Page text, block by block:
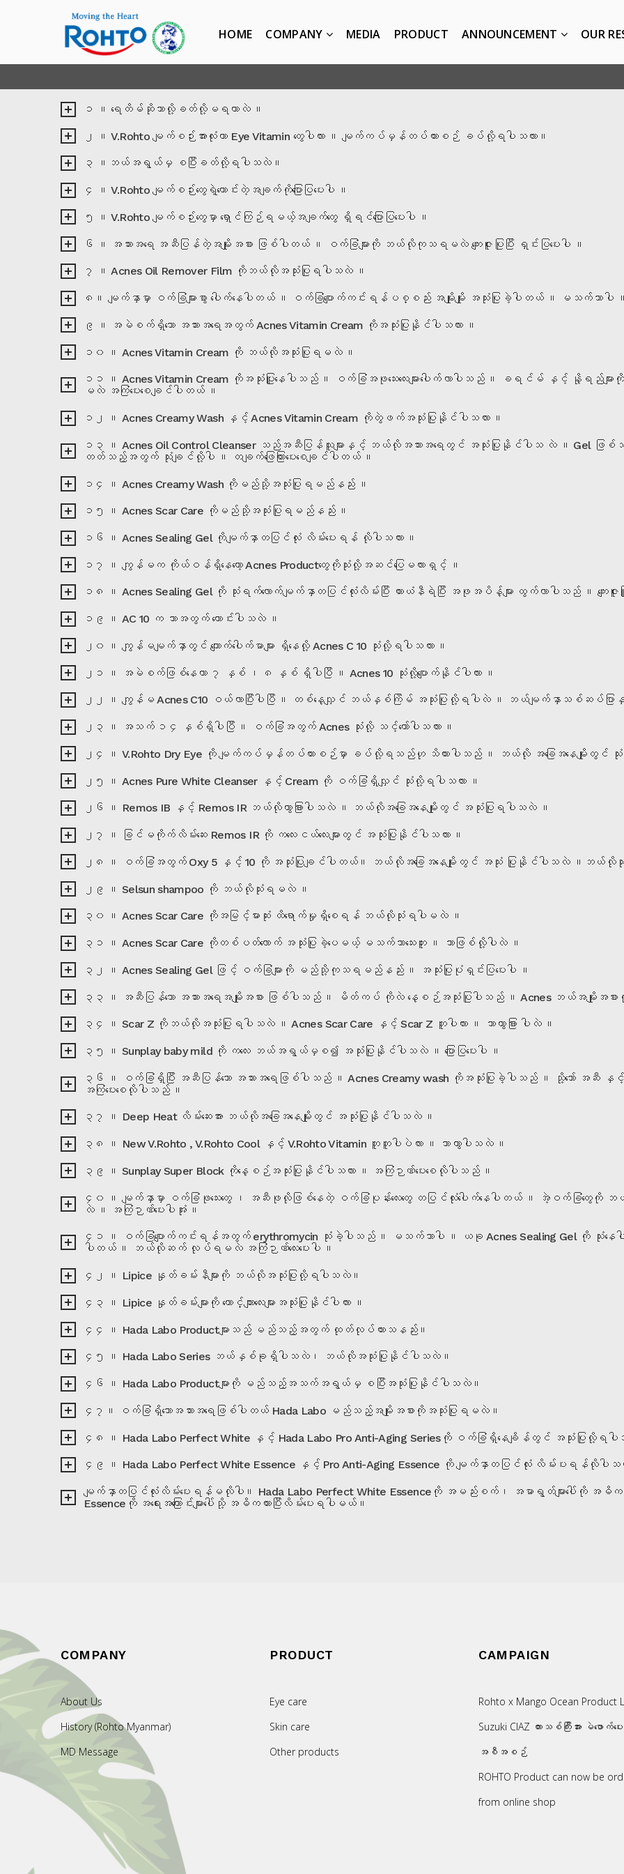
HOME COMPANY MEDIA PRODUCT ANNOUNCEMENT OUR
၁ ။ ရေတိမ်ဆိုဘာလို့ခတ်လို့မရတာလဲ ။
၂ ။ V.Rohto မျက်စဉ်းအားလုံးဟာ Eye Vitamin တွေပါလား ။ မျက်ကပ်မှန်တပ်ထားစဉ် ခပ်လို့ရပါသလား။
၃ ။ဘယ်အရွယ်မှ စပြီးခတ်လို့ရပါသလဲ။
၄ ။ V.Rohto မျက်စဉ်းတွေရဲ့ကောင်းတဲ့အချက်ကိုပြောပြပေးပါ ။
၅ ။ V.Rohto မျက်စဉ်းတွေမှာ ရှောင်ကြဉ်ရမယ့်အချက်တွေ ရှိရင်ပြောပြပေးပါ ။
၆ ။ အသားအရေ အဆီပြန်တဲ့အမျိုးအစား ဖြစ်ပါတယ် ။ ဝက်ခြံများကို ဘယ်လိုကုသရမလဲ ကျေးဇူးပြုပြီး ရှင်းပြပေးပါ ။
၇ ။ Acnes Oil Remover Film ကိုဘယ်လိုအသုံးပြုရပါသလဲ ။
၈။ မျက်နှာမှာ ဝက်ခြံများစွာ ပေါက်နေပါတယ် ။ ဝက်ခြံပျောက်ကင်းရန်ပစ္စည်း အမျိုးမျိုး အသုံးပြုခဲ့ပါတယ် ။ မသက်သာပါ ။
၉ ။ အမဲစက်ရှိသော အသားအရေအတွက် Acnes Vitamin Cream ကိုအသုံးပြုနိုင်ပါသလား ။
၁၀ ။ Acnes Vitamin Cream ကို ဘယ်လိုအသုံးပြုရမလဲ ။
၁၁ ။ Acnes Vitamin Cream ကိုအသုံးပြူနေပါသည် ။ ဝက်ခြံအဖုသေးလေးများပေါက်လာပါသည် ။ ခရင်မ် နှင့် နို့
မလဲ အကြံပေးစေချင်ပါတယ် ။
၁၂ ။ Acnes Creamy Wash နှင့် Acnes Vitamin Cream ကိုတွဲဖက်အသုံးပြုနိုင်ပါသလား ။
၁၃ ။ Acnes Oil Control Cleanser သည်အဆီပြန်သူများနှင့် ဘယ်လိုအသားအရေတွင် အသုံးပြုနိုင်ပါသ လဲ ။ Gel
တတ်သည့်အတွက် သုံးချင်လို့ပါ ။ တချက်ဖြေကြားပေးစေချင်ပါတယ် ။
၁၄ ။ Acnes Creamy Wash ကိုမည်သို့အသုံးပြုရမည်နည်း ။
၁၅ ။ Acnes Scar Care ကိုမည်သို့အသုံးပြုရမည်နည်း ။
၁၆ ။ Acnes Sealing Gel ကိုမျက်နှာတပြင်လုံး လိမ်းပေးရန် လိုပါသလား ။
၁၇ ။ ကျွန်မက ကိုယ်ဝန်ရှိနေတော့ Acnes Productတွေကိုသုံးလို့အဆင်ပြေမလားရှင့် ။
၁၈ ။ Acnes Sealing Gel ကို သုံးရက်လောက်မျက်နှာတပြင်လုံးလိမ်းပြီး ယားယံနီရဲပြီး အဖုအပိန့်များ ထွက်လာပါသည် ။ ကျေး
၁၉ ။ AC 10 က ဘာအတွက် ကောင်းပါသလဲ ။
၂၀ ။ ကျွန်မမျက်နှာတွင် ကျောက်ပေါက်မာများ ရှိနေလို့ Acnes C 10 သုံးလို့ရပါသလား ။
၂၁ ။ အမဲစက်ဖြစ်နေတာ ၇ နှစ် ၊ ၈ နှစ် ရှိပါပြီ ။ Acnes 10 သုံးလို့ပျောက်နိုင်ပါလား ။
၂၂ ။ ကျွန်မ Acnes C10 ဝယ်လာပြီးပါပြီ ။ တစ်နေ့လျှင် ဘယ်နှစ်ကြိမ် အသုံးပြုလို့ရပါလဲ ။ ဘယ်မျက်နှာသစ်ဆပ်ပြ
၂၃ ။ အသက် ၁၄ နှစ်ရှိပါပြီ ။ ဝက်ခြံအတွက် Acnes သုံးလို့ သင့်တော်ပါသလား ။
၂၄ ။ V.Rohto Dry Eye ကို မျက်ကပ်မှန်တပ်ထားစဉ်မှာ ခပ်လို့ရသည်ဟု သိထားပါသည် ။ ဘယ်လို အခြေအနေမျိုးတွင် သုံးလို့
၂၅ ။ Acnes Pure White Cleanser နှင့် Cream ကို ဝက်ခြံရှိလျှင် သုံးလို့ရပါသလား ။
၂၆ ။ Remos IB နှင့် Remos IR ဘယ်လိုကွာခြားပါသလဲ ။ ဘယ်လိုအခြေအနေမျိုးတွင် အသုံးပြုရပါသလဲ ။
၂၇ ။ ခြင်မကိုက်လိမ်းဆေး Remos IR ကို ကလေးငယ်လေးများတွင် အသုံးပြုနိုင်ပါသလား ။
၂၈ ။ ဝက်ခြံအတွက် Oxy 5 နှင့် 10 ကို အသုံးပြုချင်ပါတယ်။ ဘယ်လိုအခြေအနေမျိုးတွင် အသုံး ပြုနိုင်ပါသလဲ ။ဘယ်လိုသုံးရပါသ
၂၉ ။ Selsun shampoo ကို ဘယ်လိုသုံးရမလဲ ။
၃၀ ။ Acnes Scar Care ကိုအမြင့်မားဆုံး ထိရောက်မှုရှိစေရန် ဘယ်လိုသုံးရပါမလဲ ။
၃၁ ။ Acnes Scar Care ကိုတစ်ပတ်လောက် အသုံးပြုခဲ့ပေမယ့် မသက်သာသေးဘူး ။ ဘာဖြစ်လို့ပါလဲ ။
၃၂ ။ Acnes Sealing Gel ဖြင့် ဝက်ခြံများကို မည်သို့ကုသရမည်နည်း ။ အသုံးပြုပုံရှင်းပြပေးပါ ။
၃၃ ။ အဆီပြန်သော အသားအရေအမျိုးအစား ဖြစ်ပါသည် ။ မိတ်ကပ် ကိုလဲ နေ့စဉ်အသုံးပြုပါသည် ။ Acnes ဘယ်အမျိုးအစား
၃၄ ။ Scar Z ကိုဘယ်လိုအသုံးပြုရပါသလဲ ။ Acnes Scar Care နှင့် Scar Z တူပါလား ။ ဘာကွာခြား ပါလဲ ။
၃၅ ။ Sunplay baby mild ကို ကလေး ဘယ်အရွယ်မှစ၍ အသုံးပြုနိုင်ပါသလဲ ။ ပြောပြပေးပါ ။
၃၆ ။ ဝက်ခြံရှိပြီး အဆီပြန်သော အသားအရေဖြစ်ပါသည် ။ Acnes Creamy wash ကိုအသုံးပြုခဲ့ပါသည် ။ သို့သော် အဆီ နှင့်
အကြံပေးစေလိုပါသည် ။
၃၇ ။ Deep Heat လိမ်းဆေးအား ဘယ်လိုအခြေအနေမျိုးတွင် အသုံးပြုနိုင်ပါသလဲ ။
၃၈ ။ New V.Rohto , V.Rohto Cool နှင့် V.Rohto Vitamin တူတူပါပဲလား ။ ဘာကွာပါသလဲ ။
၃၉ ။ Sunplay Super Block ကိုနေ့စဉ်အသုံးပြုနိုင်ပါသလား ။ အကြံဉာဏ်ပေးစေလိုပါသည် ။
၄၀ ။ မျက်နှာမှာ ဝက်ခြံဖုသေးတွေ ၊ အဆီဖုလိုဖြစ်နေတဲ့ ဝက်ခြံပုန်းလေးတွေ တပြင်လုံးပေါက်နေပါတယ် ။ အဲ့ဝက်ခြံတွ
လဲ ။ အကြံဉာဏ်ပေးပါအုံး ။
၄၁ ။ ဝက်ခြံပျောက်ကင်းရန်အတွက် erythromycin သုံးခဲ့ပါသည် ။ မသက်သာပါ ။ ယခု Acnes Sealing Gel ကို သုံးနေပါ
ပါတယ် ။ ဘယ်လိုဆက် လုပ်ရမလဲ အကြံဉာဏ်လေးပေးပါ ။
၄၂ ။ Lipice နှုတ်ခမ်းနီများကို ဘယ်လိုအသုံးပြုလို့ရပါသလဲ။
၄၃ ။ Lipice နှုတ်ခမ်းများကို ယောင်္ကျားလေးများအသုံးပြုနိုင်ပါလား ။
၄၄ ။ Hada Labo Productများသည် မည်သည့်အတွက် ထုတ်လုပ်ထားသနည်း။
၄၅ ။ Hada Labo Series ဘယ်နှစ်ခုရှိပါသလဲ၊ ဘယ်လိုအသုံးပြုနိုင်ပါသလဲ။
၄၆ ။ Hada Labo Productများကို မည်သည့်အသက်အရွယ်မှ စပြီးအသုံးပြုနိုင်ပါသလဲ။
၄၇။ ဝက်ခြံရှိသောအသားအရေဖြစ်ပါတယ် Hada Labo မည်သည့်အမျိုးအစားကိုအသုံးပြုရမလဲ။
၄၈ ။ Hada Labo Perfect White နှင့် Hada Labo Pro Anti-Aging Seriesကို ဝက်ခြံရှိနေချိန်တွင် အသုံးပြုလို့ရပါသ
၄၉ ။ Hada Labo Perfect White Essence နှင့် Pro Anti-Aging Essence ကို မျက်နှာတပြင်လုံး လိမ်းပးရန်လိုပ
မျက်နှာတပြင်လုံးလိမ်းပေးရန်မလိုပါ။ Hada Labo Perfect White Essenceကို အမည်းစက်၊ အမာရွတ်များပေါ်ကို အဓိကထာ
Essenceကို အရေးအကြောင်းများပေါ်သို့ အဓိကထားပြီးလိမ်းပေးရပါမယ်။
COMPANY
About Us
History (Rohto Myanmar)
MD Message
PRODUCT
Eye care
Skin care
Other products
CAMPAIGN
Rohto x Mango Ocean Product
Suzuki CIAZ ကားသစ်ကြီးအား မဲဖောက်
အစီအစဉ်
ROHTO Product can now be
from online shop